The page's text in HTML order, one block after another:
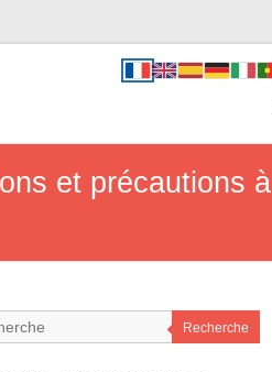
et précautions à
Recherche